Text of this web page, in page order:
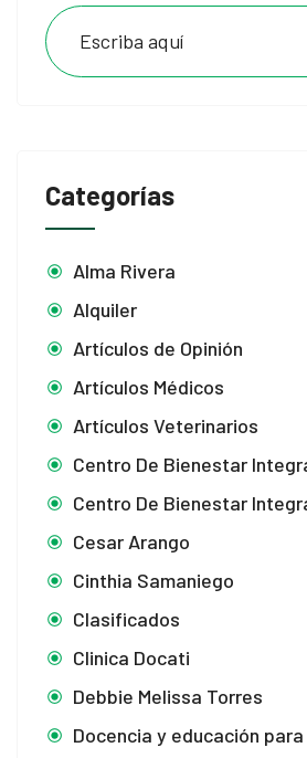
Categorías
Alma Rivera
Alquiler
Artículos de Opinión
Artículos Médicos
Artículos Veterinarios
Centro De Bienestar
Centro De Bienestar
Cesar Arango
Cinthia Samaniego
Clasificados
Clinica Docati
Debbie Melissa Torres
Docencia y educación